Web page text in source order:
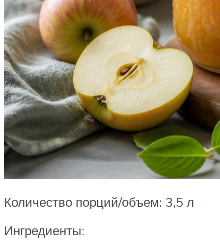
Количество порций/объем: 3,5 л
Ингредиенты: